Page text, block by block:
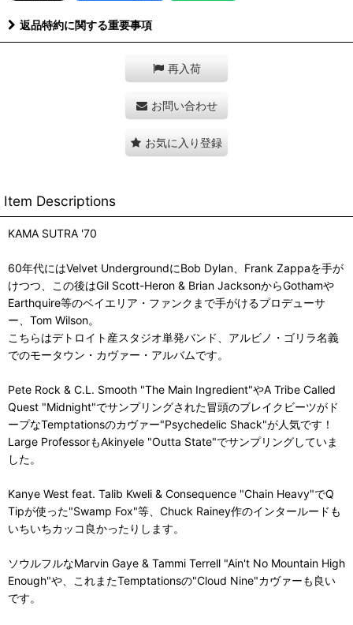
返品特約に関する重要事項
再入荷
お問い合わせ
お気に入り登録
Item Descriptions
KAMA SUTRA '70
60年代にはVelvet UndergroundにBob Dylan、Frank Zappaを手が
けつつ、この後はGil Scott-Heron & Brian JacksonからGothamや
Earthquire等のベイエリア・ファンクまで手がけるプロデューサ
ー、Tom Wilson。
こちらはデトロイト産スタジオ単発バンド、アルビノ・ゴリラ名義
でのモータウン・カヴァー・アルバムです。
Pete Rock & C.L. Smooth "The Main Ingredient"やA Tribe Called
Quest "Midnight"でサンプリングされた冒頭のブレイクビーツがド
ープなTemptationsのカヴァー"Psychedelic Shack"が人気です！
Large ProfessorもAkinyele "Outta State"でサンプリングしていま
した。
Kanye West feat. Talib Kweli & Consequence "Chain Heavy"でQ
Tipが使った"Swamp Fox"等、Chuck Rainey作のインタールードも
いちいちカッコ良かったりします。
ソウルフルなMarvin Gaye & Tammi Terrell "Ain't No Mountain High
Enough"や、これまたTemptationsの"Cloud Nine"カヴァーも良い
です。